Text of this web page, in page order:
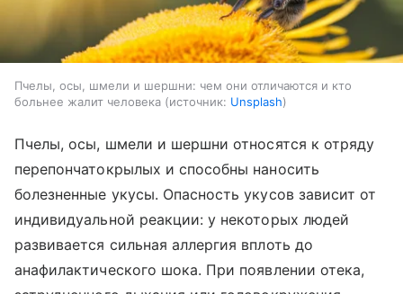
Пчелы, осы, шмели и шершни: чем они отличаются и кто
больнее жалит человека
источник: Unsplash
Пчелы, осы, шмели и шершни относятся к отряду
перепончатокрылых и способны наносить
болезненные укусы. Опасность укусов зависит от
индивидуальной реакции: у некоторых людей
развивается сильная аллергия вплоть до
анафилактического шока. При появлении отека,